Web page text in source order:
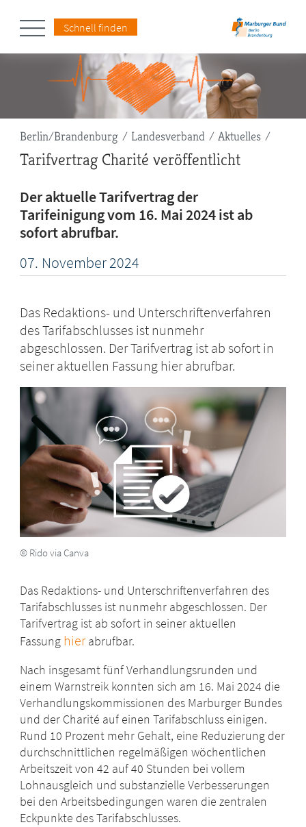
Schnell finden
Pfadnavigation
Berlin/Brandenburg Landesverband Aktuelles
Tarifvertrag Charité veröffentlicht
Der aktuelle Tarifvertrag der
Tarifeinigung vom 16. Mai 2024 ist ab
sofort abrufbar.
07. November2024
Das Redaktions- und Unterschriftenverfahren
des Tarifabschlusses ist nunmehr
abgeschlossen. Der Tarifvertrag ist ab sofort in
seiner aktuellen Fassung hier abrufbar.
© Rido via Canva
Das Redaktions- und Unterschriftenverfahren des
Tarifabschlusses ist nunmehr abgeschlossen. Der
Tarifvertrag ist ab sofort in seiner aktuellen
Fassung hierabrufbar.
Nach insgesamt fünf Verhandlungsrunden und
einem Warnstreik konnten sich am 16. Mai 2024 die
Verhandlungskommissionen des Marburger Bundes
und der Charité auf einen Tarifabschluss einigen.
Rund 10 Prozent mehr Gehalt, eine Reduzierung der
durchschnittlichen regelmäßigen wöchentlichen
Arbeitszeit von 42 auf 40 Stunden bei vollem
Lohnausgleich und substanzielle Verbesserungen
bei den Arbeitsbedingungen waren die zentralen
Eckpunkte des Tarifabschlusses.